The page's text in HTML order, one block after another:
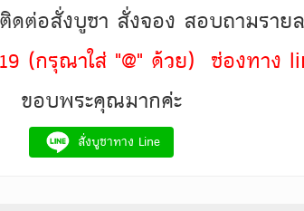
ดต่อสั่งบูชา สั่งจอง สอบถามราย
(กรุณาใส่ "@" ด้วย) ช่องทาง
ขอบพระคุณมากค่ะ
สั่งบูชาทาง Line